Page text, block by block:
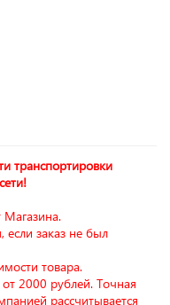
транспортировки
Магазина.
если заказ не был
товара.
2000 рублей. Точная
рассчитывается